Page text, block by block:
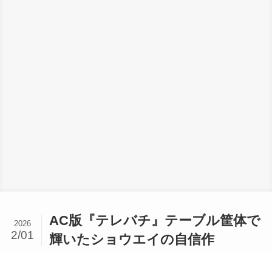
AC版『テレバチ』テーブル筐体で
輝いたショウエイの自信作
2026
2/01